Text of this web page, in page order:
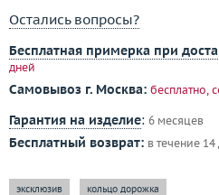
Остались вопросы?
Бесплатная примерка при
дней
Самовывоз г. Москва: бесплатно,
Гарантия на изделие: 6 месяцев
Бесплатный возврат: в течение 14
эксклюзив кольцо дорожка